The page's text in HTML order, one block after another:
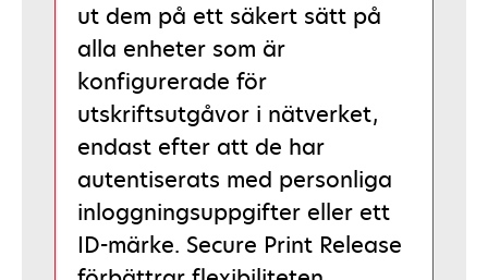
ut dem på ett säkert sätt på
alla enheter som är
konfigurerade för
utskriftsutgåvor i nätverket,
endast efter att de har
autentiserats med personliga
inloggningsuppgifter eller ett
ID-märke. Secure Print Release